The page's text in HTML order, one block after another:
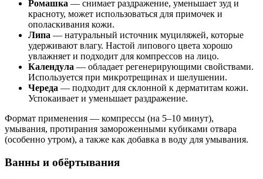
Ромашка — снимает раздражение, уменьшает зуд и
красноту, может использоваться для примочек и
ополаскивания кожи.
Липа — натуральный источник муциляжей, которые
удерживают влагу. Настой липового цвета хорошо
увлажняет и подходит для компрессов на лицо.
Календула — обладает регенерирующими свойствами.
Используется при микротрещинах и шелушении.
Череда — подходит для склонной к дерматитам кожи.
Успокаивает и уменьшает раздражение.
Формат применения — компрессы (на 5–10 минут),
умывания, протирания замороженными кубиками отвара
(особенно утром), а также как добавка в воду для умывания.
Ванны и обёртывания